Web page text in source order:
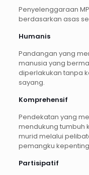
Penyelenggaraan
berdasarkan asas
Humanis
Pandangan yang
manusia yang
diperlakukan tanpa
sayang.
Komprehensif
Pendekatan yang
mendukung tumbuh
murid melalui
pemangku
Partisipatif